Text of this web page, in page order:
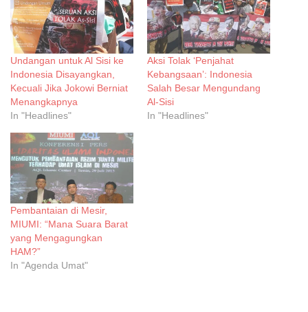
Undangan untuk Al Sisi ke
Indonesia Disayangkan,
Kecuali Jika Jokowi Berniat
Menangkapnya
In "Headlines"
Aksi Tolak ‘Penjahat
Kebangsaan’: Indonesia
Salah Besar Mengundang
Al-Sisi
In "Headlines"
Pembantaian di Mesir,
MIUMI: “Mana Suara Barat
yang Mengagungkan
HAM?”
In "Agenda Umat"